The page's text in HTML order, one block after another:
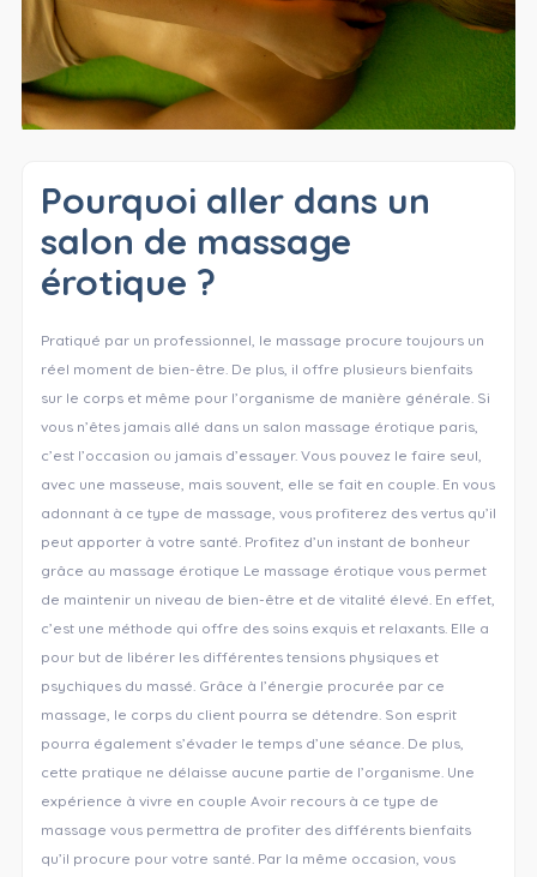
Pourquoi aller dans un
salon de massage
érotique ?
Pratiqué par un professionnel, le massage procure toujours un
réel moment de bien-être. De plus, il offre plusieurs bienfaits
sur le corps et même pour l’organisme de manière générale. Si
vous n’êtes jamais allé dans un salon massage érotique paris,
c’est l’occasion ou jamais d’essayer. Vous pouvez le faire seul,
avec une masseuse, mais souvent, elle se fait en couple. En vous
adonnant à ce type de massage, vous profiterez des vertus qu’il
peut apporter à votre santé. Profitez d’un instant de bonheur
grâce au massage érotique Le massage érotique vous permet
de maintenir un niveau de bien-être et de vitalité élevé. En effet,
c’est une méthode qui offre des soins exquis et relaxants. Elle a
pour but de libérer les différentes tensions physiques et
psychiques du massé. Grâce à l’énergie procurée par ce
massage, le corps du client pourra se détendre. Son esprit
pourra également s’évader le temps d’une séance. De plus,
cette pratique ne délaisse aucune partie de l’organisme. Une
expérience à vivre en couple Avoir recours à ce type de
massage vous permettra de profiter des différents bienfaits
qu’il procure pour votre santé. Par la même occasion, vous